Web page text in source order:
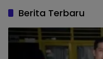
Berita Terbaru